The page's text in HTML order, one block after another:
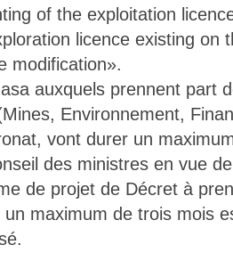
of the exploitation
licence existing on
modification».
auxquels prennent part
Environnement,
vont durer un
des ministres en vue
de projet de Décret à
maximum de trois mois